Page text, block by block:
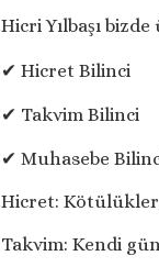
Hicri Yılbaşı
✔ Hicret Bilinci
✔ Takvim Bilinci
✔ Muhasebe
Hicret:
Takvim: Kendi